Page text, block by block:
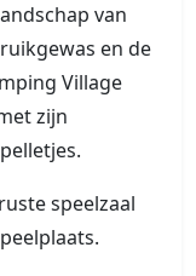
van
en de
Village
zijn
speelzaal